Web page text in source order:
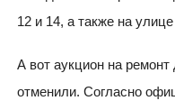
12 и 14, а также на
А вот аукцион на
отменили. Согласно